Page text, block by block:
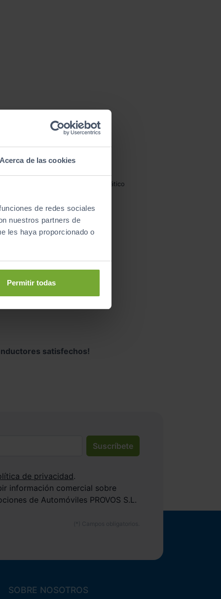
de las cookies
de redes sociales
nuestros partners de
les haya proporcionado o
Permitir todas
MAZDA automático
satisfechos!
Suscríbete
de privacidad.
información comercial sobre
de Automóviles PROVOS S.L.
SOBRE NOSOTROS